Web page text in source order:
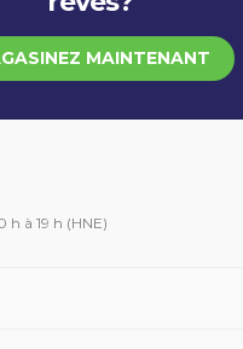
MAINTENANT
h à 19 h (HNE)